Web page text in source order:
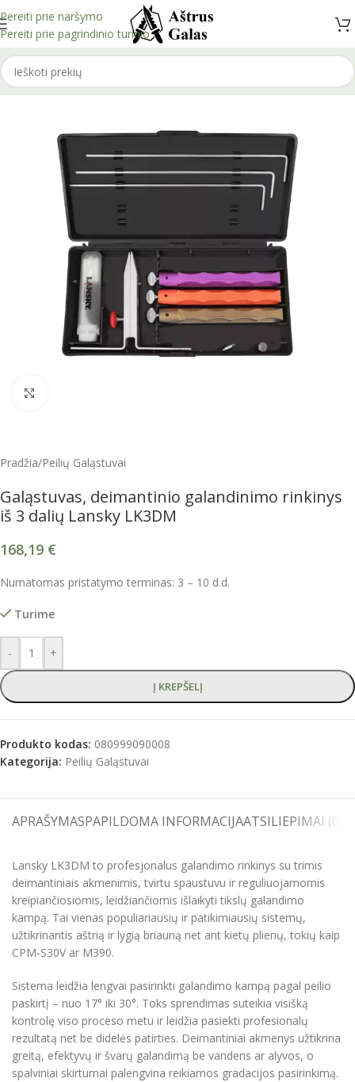
Pereiti prie naršymo
Pereiti prie pagrindinio turinio
Pradžia/Peilių Galąstuvai
Galąstuvas, deimantinio galandinimo rinkinys
iš 3 dalių Lansky LK3DM
168,19 €
Numatomas pristatymo terminas: 3 – 10 d.d.
Turime
- +
Į KREPŠELĮ
Produkto kodas: 080999090008
Kategorija: Peilių Galąstuvai
APRAŠYMASPAPILDOMA INFORMACIJAATSILIEPIMAI (0)
Lansky LK3DM to profesjonalus galandimo rinkinys su trimis
deimantiniais akmenimis, tvirtu spaustuvu ir reguliuojamomis
kreipiančiosiomis, leidžiančiomis išlaikyti tikslų galandimo
kampą. Tai vienas populiariausių ir patikimiausių sistemų,
užtikrinantis aštrią ir lygią briauną net ant kietų plienų, tokių kaip
CPM-S30V ar M390.
Sistema leidžia lengvai pasirinkti galandimo kampą pagal peilio
paskirtį – nuo 17° iki 30°. Toks sprendimas suteikia visišką
kontrolę viso proceso metu ir leidžia pasiekti profesionalų
rezultatą net be didelės patirties. Deimantiniai akmenys užtikrina
greitą, efektyvų ir švarų galandimą be vandens ar alyvos, o
spalviniai skirtumai palengvina reikiamos gradacijos pasirinkimą.